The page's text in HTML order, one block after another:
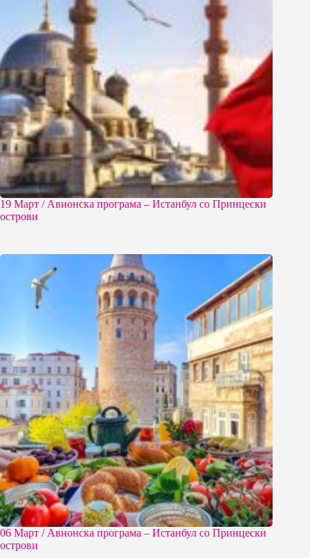
19 Март / Aвионска програма – Истанбул со Принцески
острови
06 Март / Aвионска програма – Истанбул со Принцески
острови